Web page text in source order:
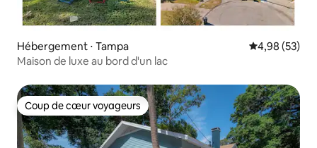
Hébergement ⋅ Tampa Évaluation
4,98 (53)
Maison de luxe au bord d'un lac
Coup de cœur voyageurs
Coup de cœur voyageurs